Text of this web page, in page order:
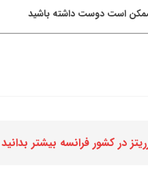
است دوست داشته باشید
در کشور فرانسه بیشتر بدانید